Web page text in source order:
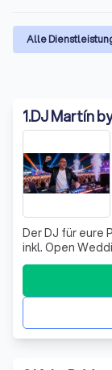
Alle
1.DJ Martín
Der DJ für eure
inkl. Open
Club Charts.
Goldene
40 Jahren